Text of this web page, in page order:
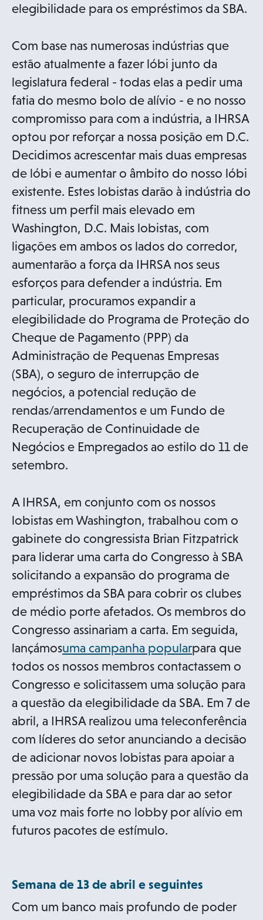
i
a
n
e
w
t
a
b
elegibilidade para os empréstimos da SBA.
Com base nas numerosas indústrias que
estão atualmente a fazer lóbi junto da
legislatura federal - todas elas a pedir uma
fatia do mesmo bolo de alívio - e no nosso
compromisso para com a indústria, a IHRSA
optou por reforçar a nossa posição em D.C.
Decidimos acrescentar mais duas empresas
de lóbi e aumentar o âmbito do nosso lóbi
existente. Estes lobistas darão à indústria do
fitness um perfil mais elevado em
Washington, D.C. Mais lobistas, com
ligações em ambos os lados do corredor,
aumentarão a força da IHRSA nos seus
esforços para defender a indústria. Em
particular, procuramos expandir a
elegibilidade do Programa de Proteção do
Cheque de Pagamento (PPP) da
Administração de Pequenas Empresas
(SBA), o seguro de interrupção de
negócios, a potencial redução de
rendas/arrendamentos e um Fundo de
Recuperação de Continuidade de
Negócios e Empregados ao estilo do 11 de
setembro.
A IHRSA, em conjunto com os nossos
lobistas em Washington, trabalhou com o
gabinete do congressista Brian Fitzpatrick
para liderar uma carta do Congresso à SBA
solicitando a expansão do programa de
empréstimos da SBA para cobrir os clubes
de médio porte afetados. Os membros do
Congresso assinariam a carta. Em seguida,
lançámosuma campanha popularo
p
e
n
s
i
n
a
n
e
b
para que
todos os nossos membros contactassem o
Congresso e solicitassem uma solução para
a questão da elegibilidade da SBA. Em 7 de
abril, a IHRSA realizou uma teleconferência
com líderes do setor anunciando a decisão
de adicionar novos lobistas para apoiar a
pressão por uma solução para a questão da
elegibilidade da SBA e para dar ao setor
uma voz mais forte no lobby por alívio em
futuros pacotes de estímulo.
Semana de 13 de abril e seguintes
Com um banco mais profundo de poder